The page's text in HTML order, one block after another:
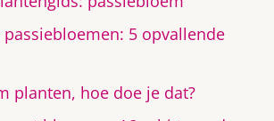
passiebloemen: 5 opvallende
planten, hoe doe je dat?